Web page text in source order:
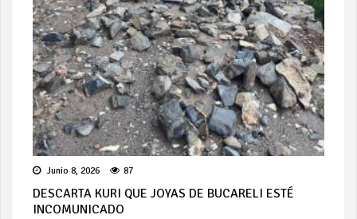
Junio 8, 2026 87
DESCARTA KURI QUE JOYAS DE BUCARELI ESTÉ
INCOMUNICADO